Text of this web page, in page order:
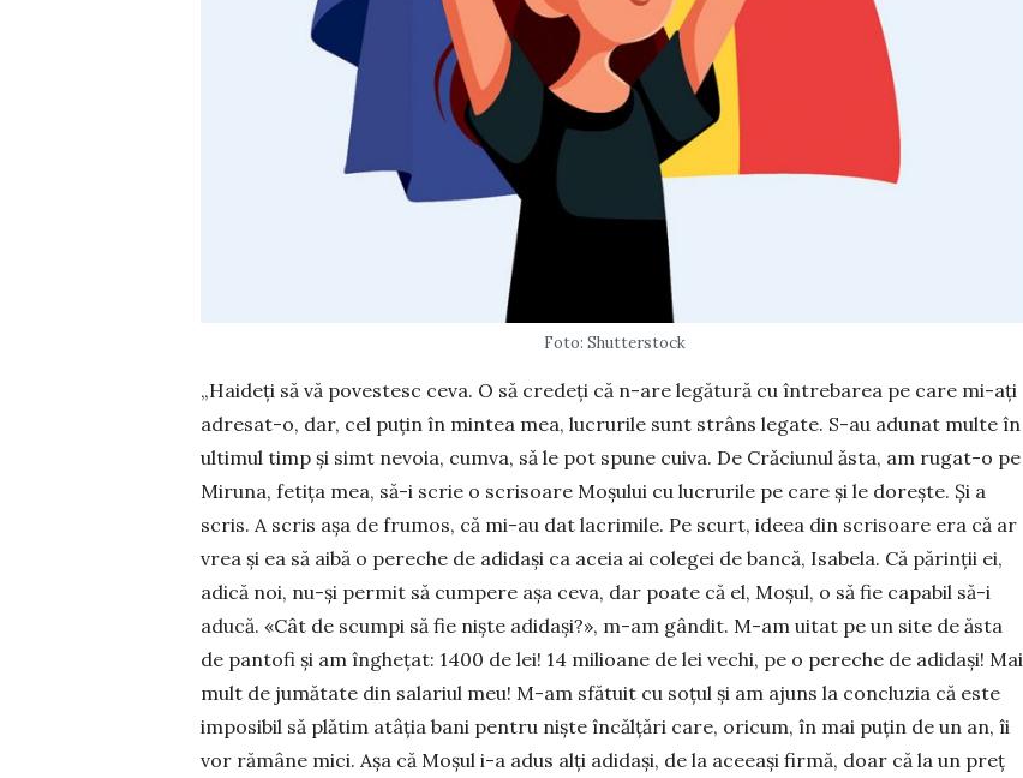
Foto: Shutterstock
„Haideți să vă povestesc ceva. O să credeți că n-are legătură cu întrebarea pe care mi-ați
adre­sat-o, dar, cel puțin în mintea mea, lucrurile sunt strâns legate. S-au adunat multe în
ultimul timp și simt nevoia, cumva, să le pot spune cuiva. De Crăciunul ăsta, am rugat-o pe
Miruna, fetița mea, să-i scrie o scrisoare Moșului cu lucrurile pe care și le do­rește. Și a
scris. A scris așa de frumos, că mi-au dat lacri­mile. Pe scurt, ideea din scrisoare era că ar
vrea și ea să aibă o pereche de adidași ca aceia ai colegei de bancă, Isabela. Că părinții ei,
adică noi, nu-și permit să cumpere așa ceva, dar poate că el, Moșul, o să fie capabil să-i
aducă. «Cât de scumpi să fie niște adidași?», m-am gândit. M-am uitat pe un site de ăsta
de pantofi și am înghețat: 1400 de lei! 14 milioane de lei vechi, pe o pereche de adidași! Mai
mult de jumătate din salariul meu! M-am sfătuit cu soțul și am ajuns la concluzia că este
imposibil să plătim atâția bani pentru niște încălțări care, oricum, în mai puțin de un an, îi
vor rămâne mici. Așa că Moșul i-a adus alți adidași, de la aceeași firmă, doar că la un preț